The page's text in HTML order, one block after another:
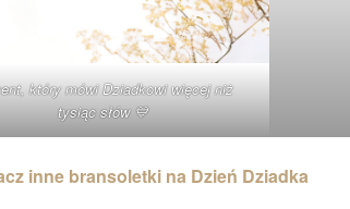
który mówi Dziadkowi więcej niż
tysiąc słów 💙
inne bransoletki na Dzień Dziadka